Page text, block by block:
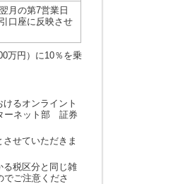
月の第7営業日
口座に反映させ
万円）に10％を乗
るオンライント
ーネット部 証券
せていただきま
税区分と同じ雑
ご注意くださ